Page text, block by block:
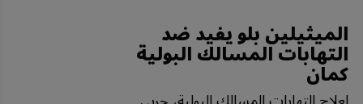
الميثيلين بلو يفيد ضد
التهابات المسالك البولية
كمان